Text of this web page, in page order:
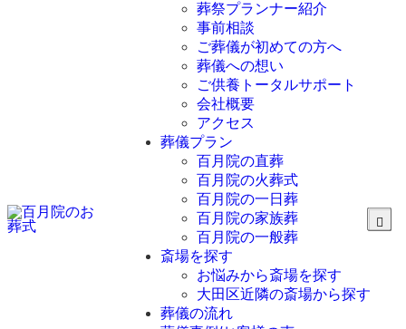
葬祭プランナー紹介
事前相談
ご葬儀が初めての方へ
葬儀への想い
ご供養トータルサポート
会社概要
アクセス
葬儀プラン
百月院の直葬
百月院の火葬式
百月院の一日葬
百月院の家族葬
百月院の一般葬
斎場を探す
お悩みから斎場を探す
大田区近隣の斎場から探す
葬儀の流れ